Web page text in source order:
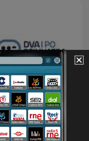
Dva i po psihijatra